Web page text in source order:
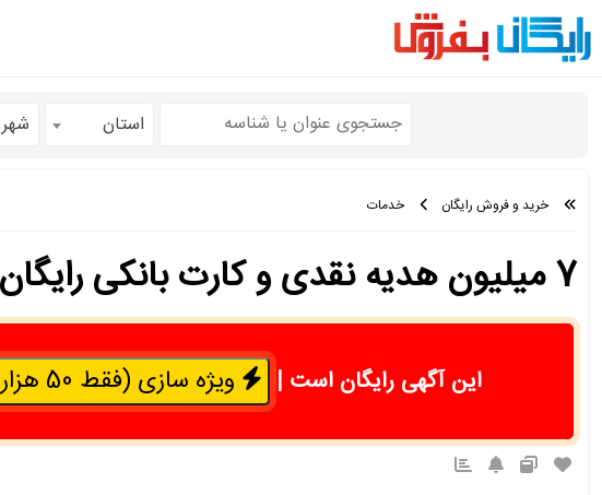
استان شهر
خرید و فروش رایگان خدمات
7 میلیون هدیه نقدی و کارت بانکی رایگان با همراه شهر پلاس بانک شهر
این آگهی رایگان است | ویژه سازی (فقط 50 هزار تومان)